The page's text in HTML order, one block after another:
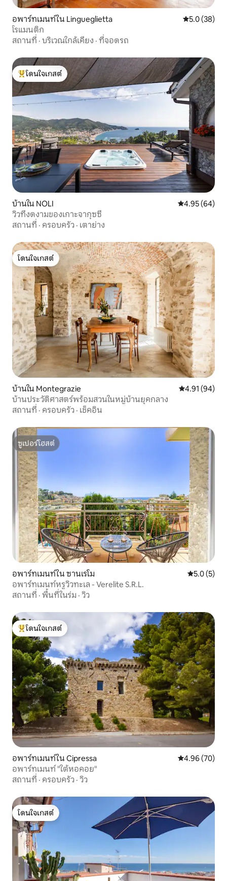
อพาร์ทเมนท์ใน Lingueglietta คะแนนเฉลี่ย
5.0 (38)
โรแมนติก
สถานที่ · บริเวณใกล้เคียง · ที่จอดรถ
โดนใจเกสต์ที่สุด
โดนใจเกสต์
บ้านใน NOLI คะแนนเฉลี่ย
4.95 (64)
วิวที่งดงามของเกาะจากุซซี่
สถานที่ · ครอบครัว · เตาย่าง
โดนใจเกสต์
โดนใจเกสต์
บ้านใน Montegrazie คะแนนเฉลี่ย
4.91 (94)
บ้านประวัติศาสตร์พร้อมสวนในหมู่บ้านยุคกลาง
สถานที่ · ครอบครัว · เช็คอิน
ซูเปอร์โฮสต์
ซูเปอร์โฮสต์
อพาร์ทเมนท์ใน ซานเรโม คะแนนเฉลี่
5.0 (5)
อพาร์ทเมนท์หรูวิวทะเล - Verelite S.R.L.
สถานที่ · พื้นที่ในร่ม · วิว
โดนใจเกสต์ที่สุด
โดนใจเกสต์
อพาร์ทเมนท์ใน Cipressa คะแนนเฉลี่ย
4.96 (70)
อพาร์ทเมนท์ "ใต้หอคอย"
สถานที่ · ครอบครัว · วิว
โดนใจเกสต์
โดนใจเกสต์